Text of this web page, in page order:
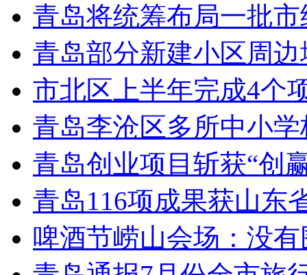
青岛将统筹布局一批市
青岛部分新建小区周
市北区上半年完成4个
青岛李沧区多所中小
青岛创业项目斩获“创
青岛116项成果获山东
啤酒节崂山会场：没有